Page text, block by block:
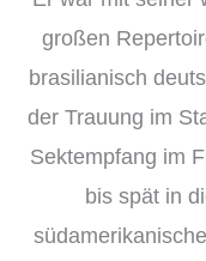
großen
brasilianisch
der Trauung im
Sektempfang im
bis spät in